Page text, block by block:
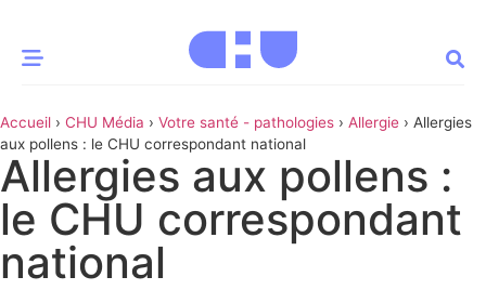
MOMENT
Innovation
& patrimoine Patient
Accueil › CHU Média › Votre santé - pathologies › Allergie › Allergies
aux pollens : le CHU correspondant national
Allergies aux pollens :
le CHU correspondant
national